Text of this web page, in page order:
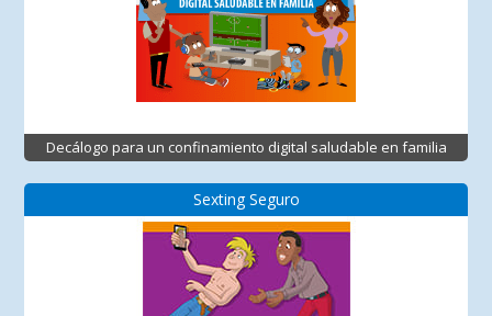
Decálogo para un confinamiento digital saludable en familia
Sexting Seguro